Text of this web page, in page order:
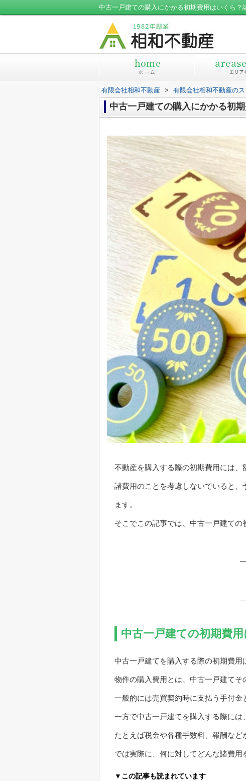
中古一戸建ての購入にかかる初期費用はいくら
有限会社相和不動産 > 有限会社相和不動産の
中古一戸建ての購入にかかる初
不動産を購入する際の初期費用には
諸費用のことを考慮しないでいると
ます。
そこでこの記事では、中古一戸建ての
中古一戸建ての初期費
中古一戸建てを購入する際の初期費用
物件の購入費用とは、中古一戸建てそ
一般的には売買契約時に支払う手付金
一方で中古一戸建てを購入する際には
たとえば税金や各種手数料、報酬など
では実際に、何に対してどんな諸費用
▼この記事も読まれています